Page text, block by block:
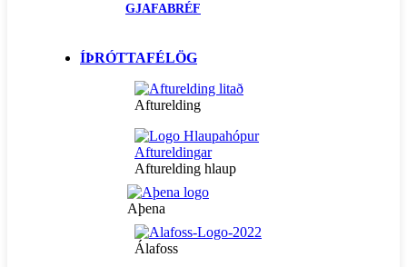
GJAFABRÉF
ÍÞRÓTTAFÉLÖG
Afturelding
Afturelding hlaup
Aþena
Álafoss